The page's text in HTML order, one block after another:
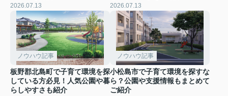
2026.07.13 2026.07.13
ノウハウ記事
板野郡北島町で子育て環境を探
している方必見！人気公園や暮
らしやすさも紹介
ノウハウ記事
小松島市で子育て環境を探すな
ら？公園や支援情報もまとめて
ご紹介